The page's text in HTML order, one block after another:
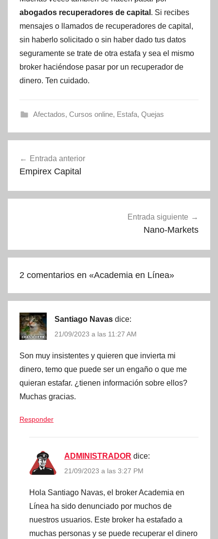
abogados recuperadores de capital . Si recibes
mensajes o llamados de recuperadores de capital,
sin haberlo solicitado o sin haber dado tus datos
seguramente se trate de otra estafa y sea el mismo
broker haciéndose pasar por un recuperador de
dinero. Ten cuidado.
Afectados, Cursos online, Estafa, Quejas
de
Entrada anterior
Empirex Capital
Entrada siguiente
Nano-Markets
2 comentarios en «Academia en Línea»
Santiago Navas dice:
21/09/2023 a las 11:27 AM
Son muy insistentes y quieren que invierta mi
dinero, temo que puede ser un engaño o que me
quieran estafar. ¿tienen información sobre ellos?
Muchas gracias.
Responder
ADMINISTRADOR dice:
21/09/2023 a las 3:27 PM
Hola Santiago Navas, el broker Academia en
Línea ha sido denunciado por muchos de
nuestros usuarios. Este broker ha estafado a
muchas personas y se puede recuperar el dinero